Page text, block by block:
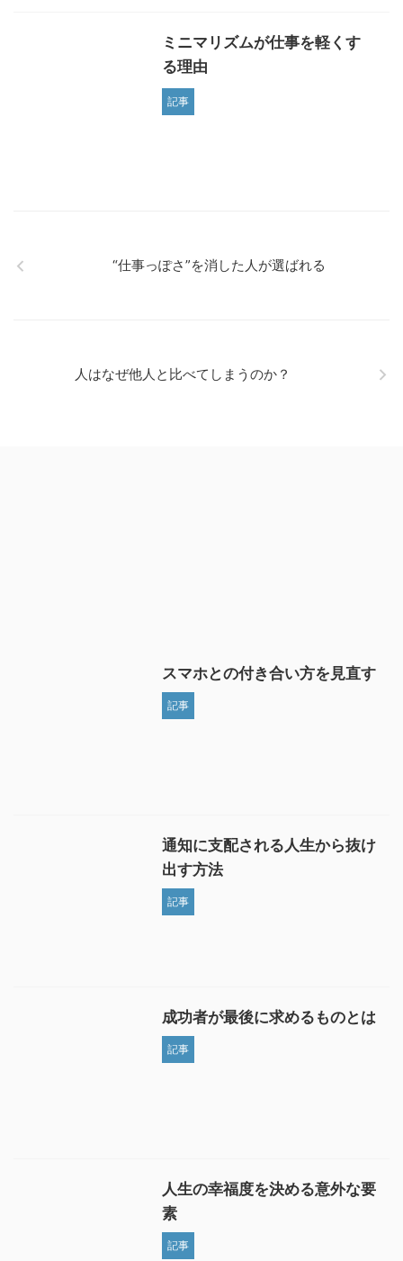
ミニマリズムが仕事を軽くす
る理由
記事
“仕事っぽさ”を消した人が選ばれる
人はなぜ他人と比べてしまうのか？
スマホとの付き合い方を見直す
記事
通知に支配される人生から抜け
出す方法
記事
成功者が最後に求めるものとは
記事
人生の幸福度を決める意外な要
素
記事